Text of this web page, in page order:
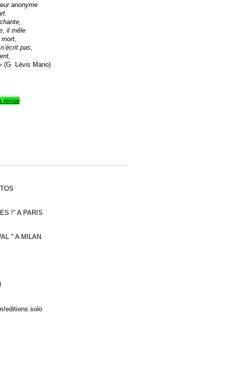
anonyme
il mêle
pas,
(G. Lévis Mano)
revue
!" A PARIS
" A MILAN
editions.solo